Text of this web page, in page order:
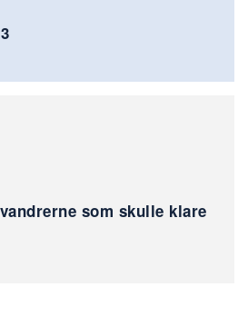
som skulle klare